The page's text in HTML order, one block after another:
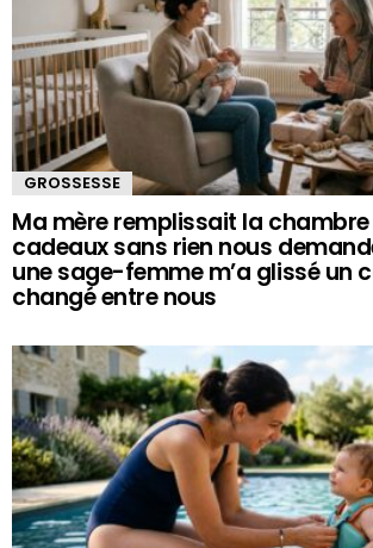
GROSSESSE
Ma mère remplissait la
cadeaux sans rien nous
une sage-femme m’a glissé un
changé entre nous